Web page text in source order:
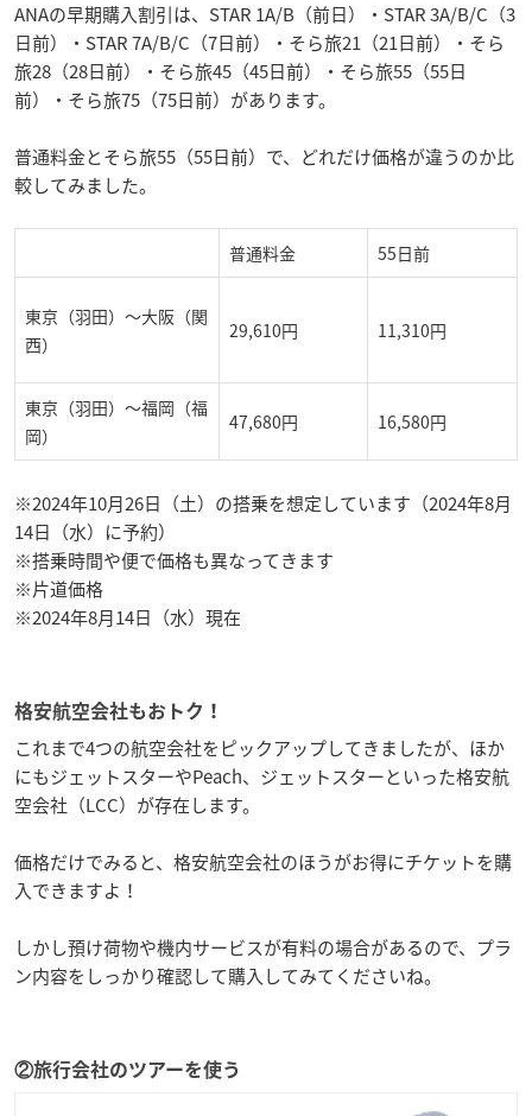
ANAの早期購入割引は、STAR 1A/B（前日）・STAR 3A/B/C（3
日前）・STAR 7A/B/C（7日前）・そら旅21（21日前）・そら
旅28（28日前）・そら旅45（45日前）・そら旅55（55日
前）・そら旅75（75日前）があります。
普通料金とそら旅55（55日前）で、どれだけ価格が違うのか比
較してみました。
普通料金 55日前
東京（羽田）～大阪（関
西）
29,610円 11,310円
東京（羽田）～福岡（福
岡）
47,680円 16,580円
※2024年10月26日（土）の搭乗を想定しています（2024年8月
14日（水）に予約）
※搭乗時間や便で価格も異なってきます
※片道価格
※2024年8月14日（水）現在
格安航空会社もおトク！
これまで4つの航空会社をピックアップしてきましたが、ほか
にもジェットスターやPeach、ジェットスターといった格安航
空会社（LCC）が存在します。
価格だけでみると、格安航空会社のほうがお得にチケットを購
入できますよ！
しかし預け荷物や機内サービスが有料の場合があるので、プラ
ン内容をしっかり確認して購入してみてくださいね。
②旅行会社のツアーを使う